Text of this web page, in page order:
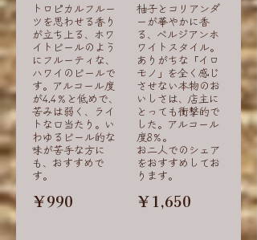
トロピカルフルー
ツを思わせる香り
が立ち上る、ホワ
イトビールのよう
にフルーティな、
ハワイのビールで
す。アルコール度
が4.4％と低めで、
苦みは弱く、ライ
トな口当たり。い
わゆるビール的な
味が苦手な方に
も、おすすめで
す。
￥990
柚子とコリアンダ
ーが華やかに香
る、ベルジアンホ
ワイトスタイル。
ありがちな「イロ
モノ」を全く感じ
させない本物のお
いしさは、店主に
とっても衝撃的で
した。アルコール
度8％。
お二人でのシェア
をおすすめしてお
ります。
￥1,650